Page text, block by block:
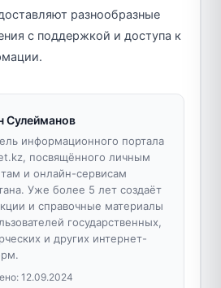
разнообразные
с поддержкой и доступа к
Сулейманов
информационного портала
посвящённого личным
и онлайн-сервисам
Уже более 5 лет создаёт
и справочные материалы
государственных,
и других интернет-
12.09.2024